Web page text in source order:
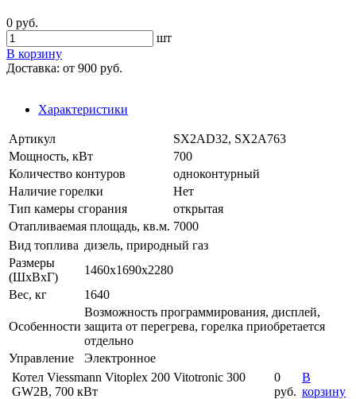
0 руб.
шт
В корзину
Доставка: от 900 руб.
Характеристики
Артикул
SX2AD32, SX2A763
Мощность, кВт
700
Количество контуров
одноконтурный
Наличие горелки
Нет
Тип камеры сгорания
открытая
Отапливаемая площадь, кв.м. 7000
Вид топлива дизель, природный газ
Размеры
(ШхВхГ)
1460х1690х2280
Вес, кг
1640
Особенности
Возможность программирования, дисплей,
защита от перегрева, горелка приобретается
отдельно
Управление
Электронное
Котел Viessmann Vitoplex 200 Vitotronic 300
GW2B, 700 кВт
0
руб.
В
корзину